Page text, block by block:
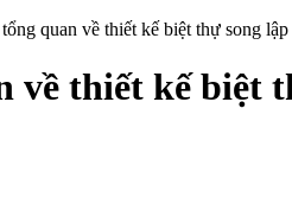
quan về thiết kế biệt thự song
về thiết kế biệt